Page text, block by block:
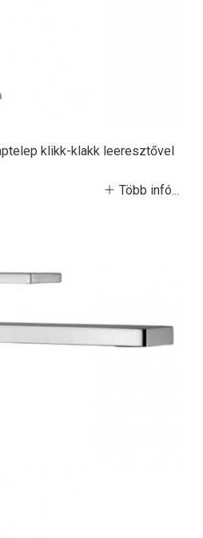
klikk-klakk leeresztővel
Több infó...